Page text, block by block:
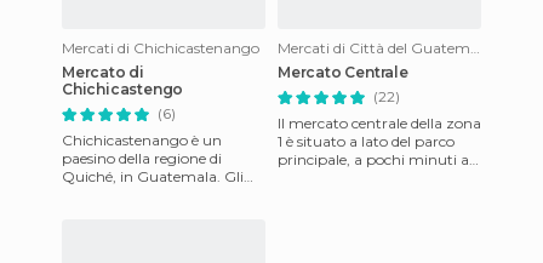
Mercati di Chichicastenango
Mercato di
Chichicastengo
(6)
Chichicastenango è un
paesino della regione di
Quiché, in Guatemala. Gli
Mercati di Città del Guatemala
Mercato Centrale
(22)
Il mercato centrale della zona
1 è situato a lato del parco
principale, a pochi minuti a